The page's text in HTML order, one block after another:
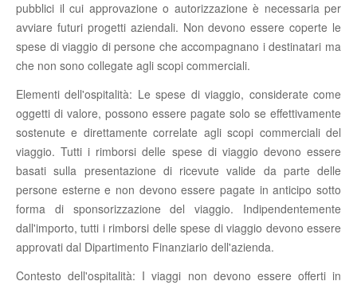
pubblici il cui approvazione o autorizzazione è necessaria per
avviare futuri progetti aziendali. Non devono essere coperte le
spese di viaggio di persone che accompagnano i destinatari ma
che non sono collegate agli scopi commerciali.
Elementi dell'ospitalità: Le spese di viaggio, considerate come
oggetti di valore, possono essere pagate solo se effettivamente
sostenute e direttamente correlate agli scopi commerciali del
viaggio. Tutti i rimborsi delle spese di viaggio devono essere
basati sulla presentazione di ricevute valide da parte delle
persone esterne e non devono essere pagate in anticipo sotto
forma di sponsorizzazione del viaggio. Indipendentemente
dall'importo, tutti i rimborsi delle spese di viaggio devono essere
approvati dal Dipartimento Finanziario dell'azienda.
Contesto dell'ospitalità: I viaggi non devono essere offerti in